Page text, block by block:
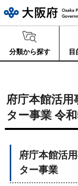
分類から探す 目
府庁本館活
ター事業 令
府庁本館活
ター事業